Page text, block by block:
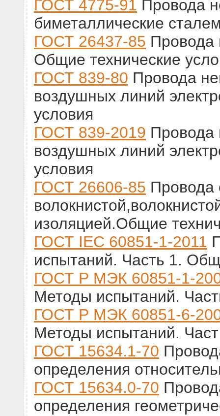
ГОСТ 4775-91 Провода
биметаллические
ГОСТ 26437-85 Провода
Общие технические
ГОСТ 839-80 Провода
воздушных линий
условия
ГОСТ 839-2019 Провода
воздушных линий
условия
ГОСТ 26606-85 Провода
изоляцией.Общие
ГОСТ IEC 60851-1-2011
испытаний. Часть 1.
ГОСТ Р МЭК 60851-1-
Методы испытаний.
ГОСТ Р МЭК 60851-6-
Методы испытаний.
ГОСТ 15634.1-70
определения
ГОСТ 15634.0-70
определения